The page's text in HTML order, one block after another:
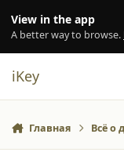
View in the app
A better way to browse.
iKey
Главная Всё о